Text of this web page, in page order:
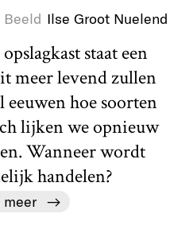
Beeld Ilse Groot Nuelend
staat een
meer levend zullen
eeuwen hoe soorten
lijken we opnieuw
Wanneer wordt
handelen?
meer